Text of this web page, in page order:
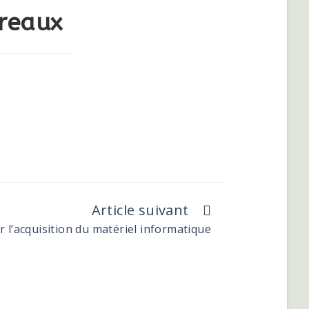
Article suivant
l’acquisition du matériel informatique